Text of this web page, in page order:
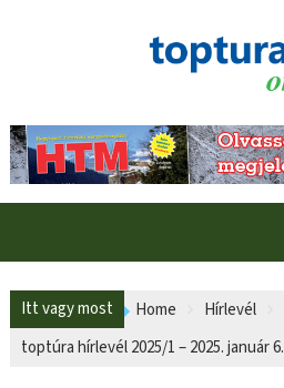
Itt vagy most Home
Hírlevél
toptúra hírlevél 2025/1 – 2025. január 6.